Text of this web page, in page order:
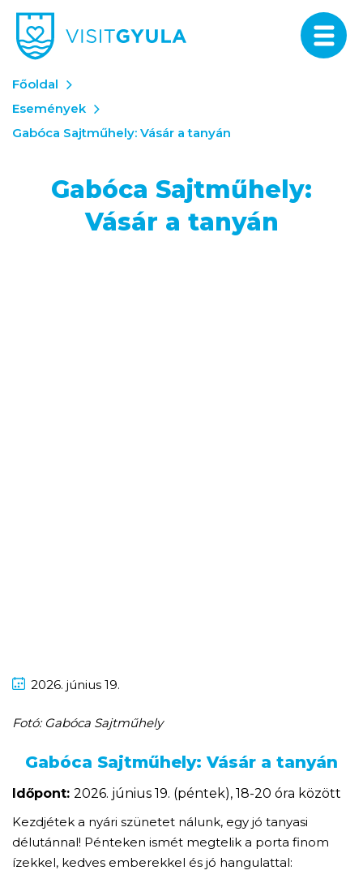
Főoldal
Események
Gabóca Sajtműhely: Vásár a tanyán
Gabóca Sajtműhely:
Vásár a tanyán
2026. június 19.
Fotó: Gabóca Sajtműhely
Gabóca Sajtműhely: Vásár a tanyán
Időpont: 2026. június 19. (péntek), 18-20 óra között
Kezdjétek a nyári szünetet nálunk, egy jó tanyasi
délutánnal! Pénteken ismét megtelik a porta finom
ízekkel, kedves emberekkel és jó hangulattal: